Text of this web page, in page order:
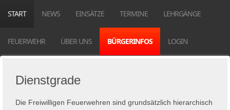
START NEWS EINSÄTZE TERMINE LEHRGÄNGE
FEUERWEHR ÜBER UNS BÜRGERINFOS LOGIN
Dienstgrade
Die Freiwilligen Feuerwehren sind grundsätzlich hierarchisch